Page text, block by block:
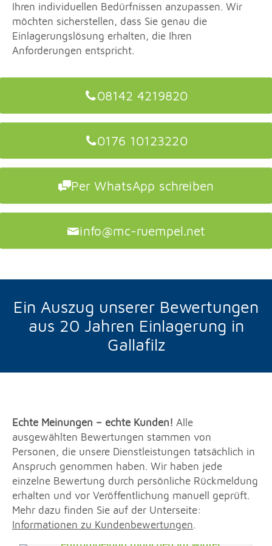
Ihren individuellen Bedürfnissen anzupassen. Wir
möchten sicherstellen, dass Sie genau die
Einlagerungslösung erhalten, die Ihren
Anforderungen entspricht.
08142 4219820
0176 10123220
Per WhatsApp schreiben
info@mc-ruempel.net
Ein Auszug unserer Bewertungen
aus 20 Jahren Einlagerung in
Gallafilz
Echte Meinungen – echte Kunden! Alle
ausgewählten Bewertungen stammen von
Personen, die unsere Dienstleistungen tatsächlich in
Anspruch genommen haben. Wir haben jede
einzelne Bewertung durch persönliche Rückmeldung
erhalten und vor Veröffentlichung manuell geprüft.
Mehr dazu finden Sie auf der Unterseite:
Informationen zu Kundenbewertungen.